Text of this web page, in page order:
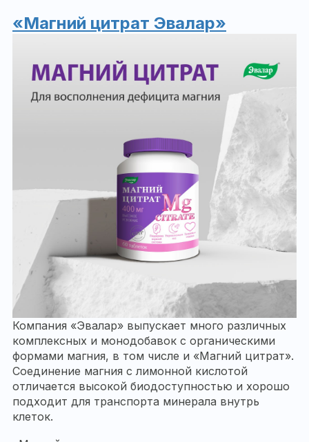
«Магний цитрат Эвалар»
Компания «Эвалар» выпускает много различных
комплексных и монодобавок с органическими
формами магния, в том числе и «Магний цитрат».
Соединение магния с лимонной кислотой
отличается высокой биодоступностью и хорошо
подходит для транспорта минерала внутрь
клеток.